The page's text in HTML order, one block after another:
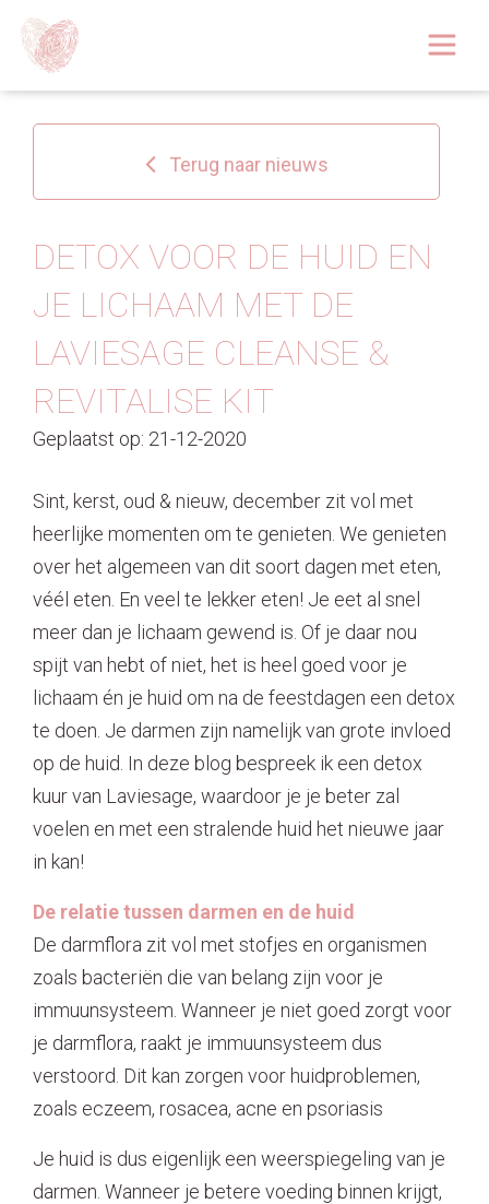
Over
Huidoplossingen
Behandelingen
Tarieven 2026
Blog
Webshop
Contact
Terug naar nieuws
DETOX VOOR DE HUID EN
JE LICHAAM MET DE
LAVIESAGE CLEANSE &
REVITALISE KIT
Geplaatst op: 21-12-2020
Sint, kerst, oud & nieuw, december zit vol met
heerlijke momenten om te genieten. We genieten
over het algemeen van dit soort dagen met eten,
véél eten. En veel te lekker eten! Je eet al snel
meer dan je lichaam gewend is. Of je daar nou
spijt van hebt of niet, het is heel goed voor je
lichaam én je huid om na de feestdagen een detox
te doen. Je darmen zijn namelijk van grote invloed
op de huid. In deze blog bespreek ik een detox
kuur van Laviesage, waardoor je je beter zal
voelen en met een stralende huid het nieuwe jaar
in kan!
De relatie tussen darmen en de huid
De darmflora zit vol met stofjes en organismen
zoals bacteriën die van belang zijn voor je
immuunsysteem. Wanneer je niet goed zorgt voor
je darmflora, raakt je immuunsysteem dus
verstoord. Dit kan zorgen voor huidproblemen,
zoals eczeem, rosacea, acne en psoriasis
Je huid is dus eigenlijk een weerspiegeling van je
darmen. Wanneer je betere voeding binnen krijgt,